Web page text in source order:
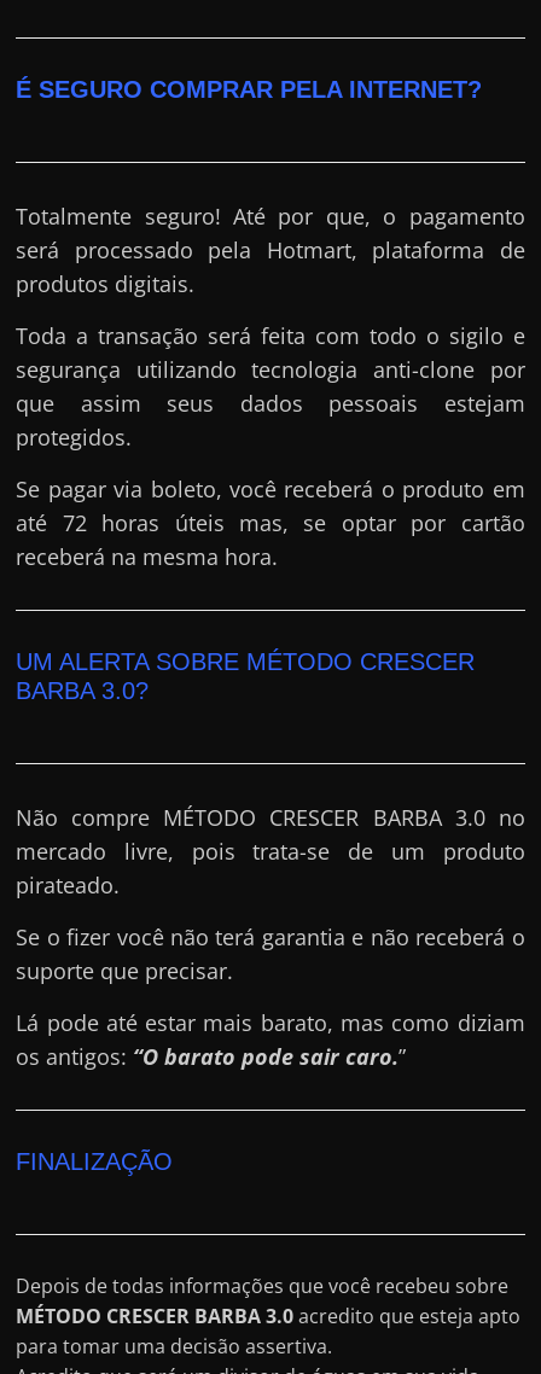
É SEGURO COMPRAR PELA INTERNET?
Totalmente seguro! Até por que, o pagamento
será processado pela Hotmart, plataforma de
produtos digitais.
Toda a transação será feita com todo o sigilo e
segurança utilizando tecnologia anti-clone por
que assim seus dados pessoais estejam
protegidos.
Se pagar via boleto, você receberá o produto em
até 72 horas úteis mas, se optar por cartão
receberá na mesma hora.
UM ALERTA SOBRE MÉTODO CRESCER
BARBA 3.0?
Não compre MÉTODO CRESCER BARBA 3.0 no
mercado livre, pois trata-se de um produto
pirateado.
Se o fizer você não terá garantia e não receberá o
suporte que precisar.
Lá pode até estar mais barato, mas como diziam
os antigos: “O barato pode sair caro.”
FINALIZAÇÃO
Depois de todas informações que você recebeu sobre
MÉTODO CRESCER BARBA 3.0acredito que esteja apto
para tomar uma decisão assertiva.